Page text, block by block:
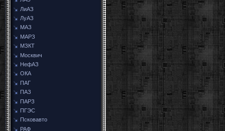
ЛиАЗ
ЛуАЗ
МАЗ
МАРЗ
МЗКТ
Москвич
НефАЗ
ОКА
ПАГ
ПАЗ
ПАРЗ
ПГЭС
Псковавто
РАФ